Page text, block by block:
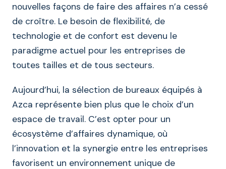
nouvelles façons de faire des affaires n’a cessé
de croître. Le besoin de flexibilité, de
technologie et de confort est devenu le
paradigme actuel pour les entreprises de
toutes tailles et de tous secteurs.
Aujourd’hui, la sélection de bureaux équipés à
Azca représente bien plus que le choix d’un
espace de travail. C’est opter pour un
écosystème d’affaires dynamique, où
l’innovation et la synergie entre les entreprises
favorisent un environnement unique de